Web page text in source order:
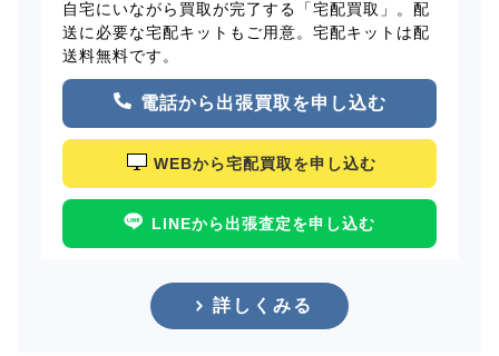
自宅にいながら買取が完了する「宅配買取」。配
送に必要な宅配キットもご用意。宅配キットは配
送料無料です。
電話から出張買取を申し込む
WEBから宅配買取を申し込む
LINEから出張査定を申し込む
詳しくみる